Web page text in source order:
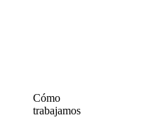
Cómo
trabajamos